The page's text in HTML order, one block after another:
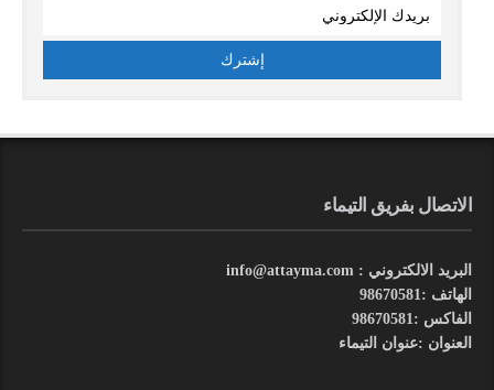
الاتصال بفريق التيماء
البريد الالكتروني : info@attayma.com
الهاتف :98670581
الفاكس :98670581
العنوان :عنوان التيماء